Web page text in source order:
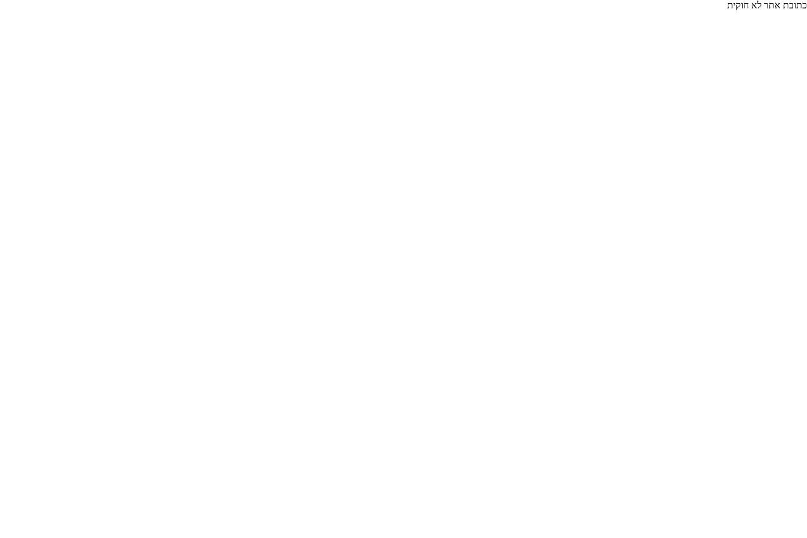
כתובת אתר לא חוקית